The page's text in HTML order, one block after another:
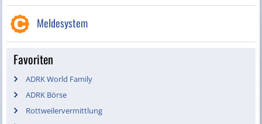
Meldesystem
Favoriten
ADRK World Family
ADRK Börse
Rottweilervermittlung